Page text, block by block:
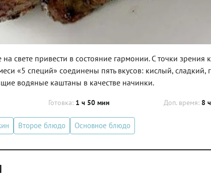
свете привести в состояние гармонии. С точки зрения
«5 специй» соединены пять вкусов: кислый, сладкий,
водяные каштаны в качестве начинки.
Готовка: 1 ч 50 мин Доп. время: 8 ч
Второе блюдо Основное блюдо